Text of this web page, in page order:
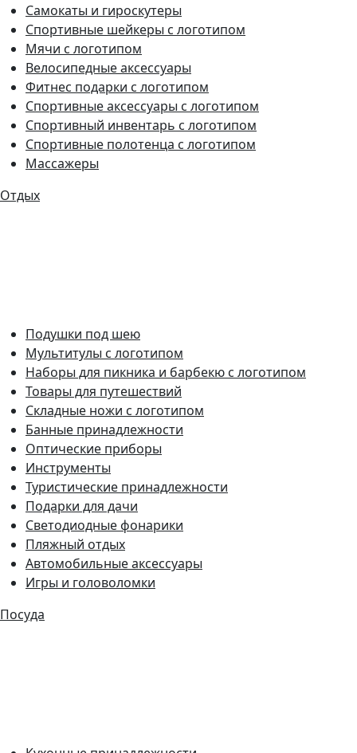
Самокаты и гироскутеры
Спортивные шейкеры с логотипом
Мячи с логотипом
Велосипедные аксессуары
Фитнес подарки с логотипом
Спортивные аксессуары с логотипом
Спортивный инвентарь с логотипом
Спортивные полотенца с логотипом
Массажеры
Отдых
Подушки под шею
Мультитулы с логотипом
Наборы для пикника и барбекю с логотипом
Товары для путешествий
Складные ножи с логотипом
Банные принадлежности
Оптические приборы
Инструменты
Туристические принадлежности
Подарки для дачи
Светодиодные фонарики
Пляжный отдых
Автомобильные аксессуары
Игры и головоломки
Посуда